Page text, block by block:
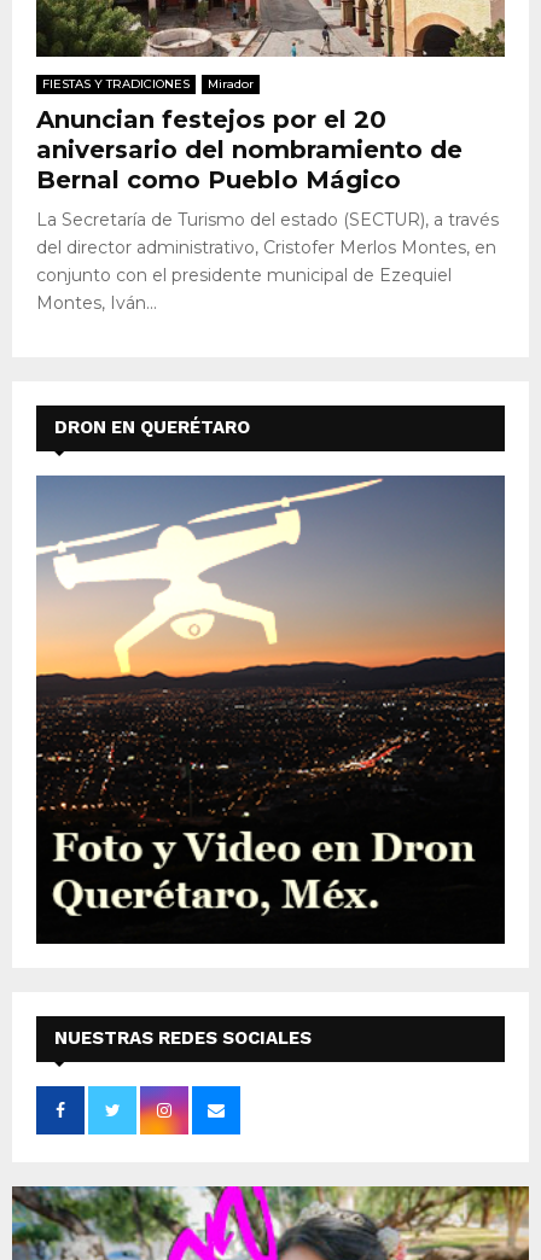
FIESTAS Y TRADICIONES Mirador
Anuncian festejos por el 20
aniversario del nombramiento de
Bernal como Pueblo Mágico
La Secretaría de Turismo del estado (SECTUR), a través
del director administrativo, Cristofer Merlos Montes, en
conjunto con el presidente municipal de Ezequiel
Montes, Iván...
DRON EN QUERÉTARO
NUESTRAS REDES SOCIALES